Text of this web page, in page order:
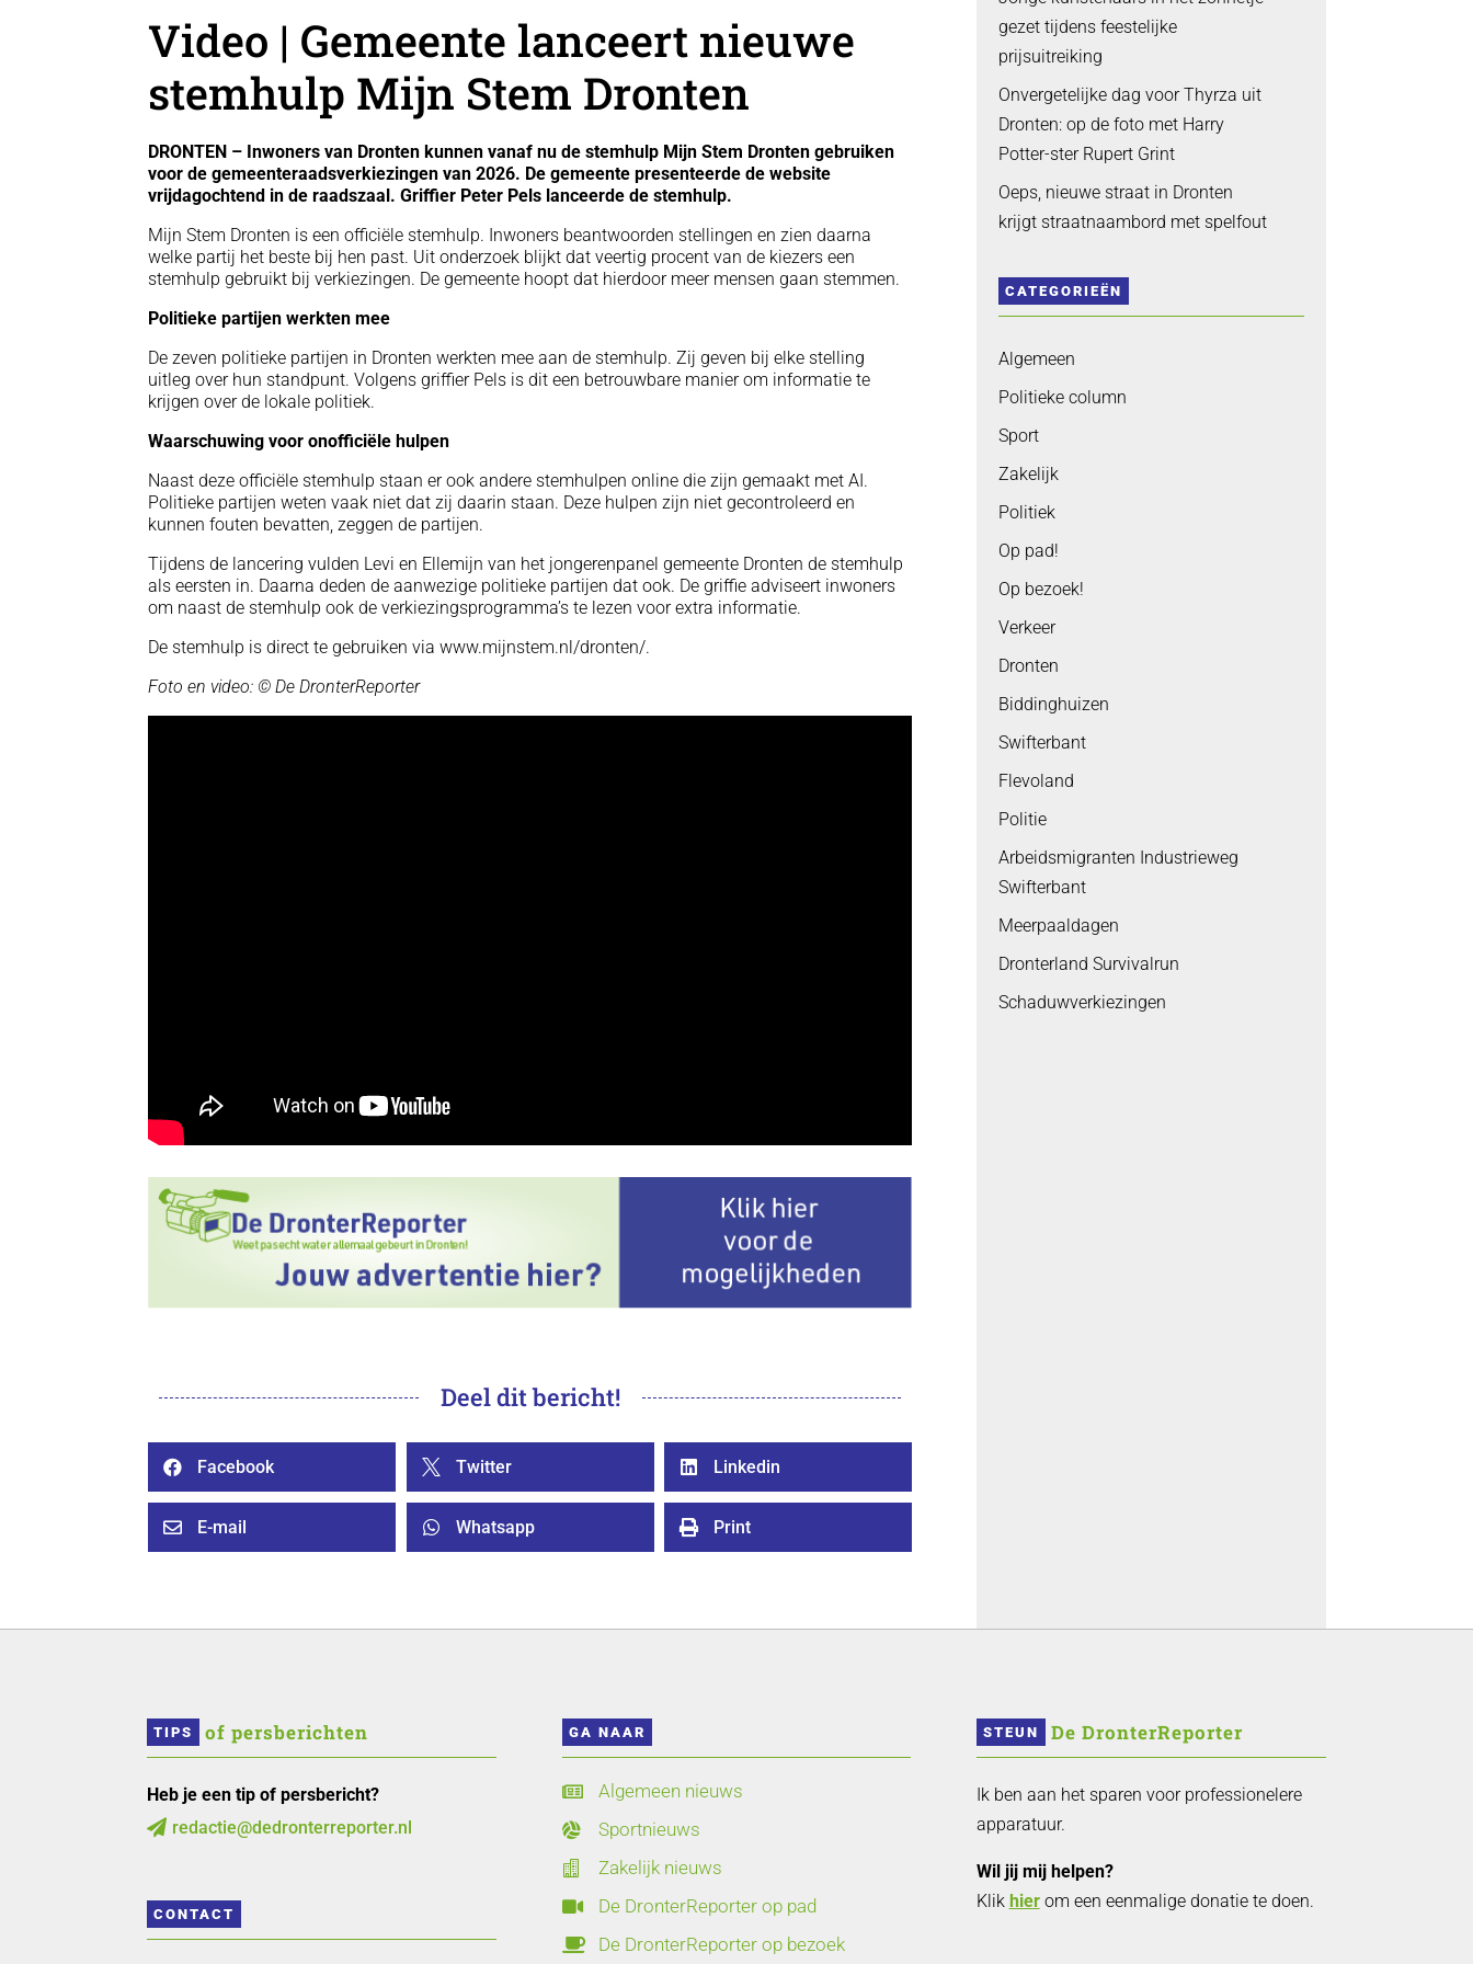
Video | Gemeente lanceert nieuwe
stemhulp Mijn Stem Dronten
DRONTEN – Inwoners van Dronten kunnen vanaf nu de stemhulp Mijn Stem Dronten gebruiken
voor de gemeenteraadsverkiezingen van 2026. De gemeente presenteerde de website
vrijdagochtend in de raadszaal. Griffier Peter Pels lanceerde de stemhulp.
Mijn Stem Dronten is een officiële stemhulp. Inwoners beantwoorden stellingen en zien daarna
welke partij het beste bij hen past. Uit onderzoek blijkt dat veertig procent van de kiezers een
stemhulp gebruikt bij verkiezingen. De gemeente hoopt dat hierdoor meer mensen gaan stemmen.
Politieke partijen werkten mee
De zeven politieke partijen in Dronten werkten mee aan de stemhulp. Zij geven bij elke stelling
uitleg over hun standpunt. Volgens griffier Pels is dit een betrouwbare manier om informatie te
krijgen over de lokale politiek.
Waarschuwing voor onofficiële hulpen
Naast deze officiële stemhulp staan er ook andere stemhulpen online die zijn gemaakt met AI.
Politieke partijen weten vaak niet dat zij daarin staan. Deze hulpen zijn niet gecontroleerd en
kunnen fouten bevatten, zeggen de partijen.
Tijdens de lancering vulden Levi en Ellemijn van het jongerenpanel gemeente Dronten de stemhulp
als eersten in. Daarna deden de aanwezige politieke partijen dat ook. De griffie adviseert inwoners
om naast de stemhulp ook de verkiezingsprogramma’s te lezen voor extra informatie.
De stemhulp is direct te gebruiken via www.mijnstem.nl/dronten/.
Foto en video: © De DronterReporter
Deel dit bericht!
 Facebook  Twitter  Linkedin
 E-mail  Whatsapp  Print
gezet tijdens feestelijke
prijsuitreiking
Onvergetelijke dag voor Thyrza uit
Dronten: op de foto met Harry
Potter-ster Rupert Grint
Oeps, nieuwe straat in Dronten
krijgt straatnaambord met spelfout
CATEGORIEËN
Algemeen
Politieke column
Sport
Zakelijk
Politiek
Op pad!
Op bezoek!
Verkeer
Dronten
Biddinghuizen
Swifterbant
Flevoland
Politie
Arbeidsmigranten Industrieweg
Swifterbant
Meerpaaldagen
Dronterland Survivalrun
Schaduwverkiezingen
TIPS of persberichten
Heb je een tip of persbericht?
 redactie@dedronterreporter.nl
CONTACT
GA NAAR
 Algemeen nieuws
 Sportnieuws
 Zakelijk nieuws
 De DronterReporter op pad
 De DronterReporter op bezoek
STEUN De DronterReporter
Ik ben aan het sparen voor professionelere
apparatuur.
Wil jij mij helpen?
Klik hierom een eenmalige donatie te doen.